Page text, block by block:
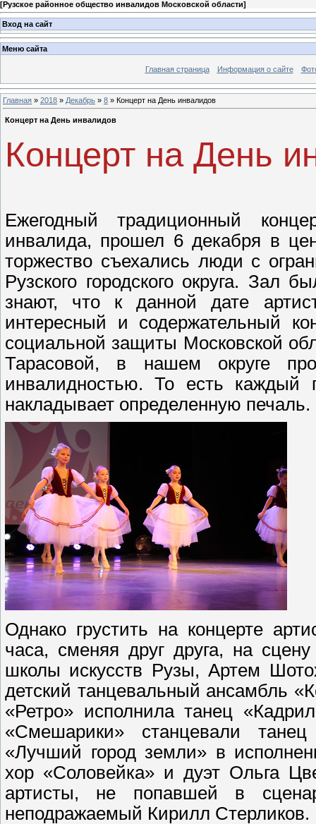
[Рузское районное общество инвалидов Московской области]
Вход на сайт
Меню сайта
Главная страница Информация о сайте
Главная » 2018 » Декабрь » 8 » Концерт на День инвалидов
Концерт на День инвалидов
Концерт на День
Ежегодный традиционный
инвалида, прошел 6 декабря в
торжество съехались люди с
Рузского городского округа. Зал
знают, что к данной дате
интересный и содержательный
социальной защиты Московской
Тарасовой, в нашем округе
инвалидностью. То есть каждый
накладывает определенную печаль.
Однако грустить на концерте
часа, сменяя друг друга, на
школы искусств Рузы, Артем
детский танцевальный ансамбль
«Ретро» исполнила танец
«Смешарики» станцевали
«Лучший город земли» в
хор «Соловейка» и дуэт Ольга
артисты, не попавшей в
неподражаемый Кирилл Стерликов.